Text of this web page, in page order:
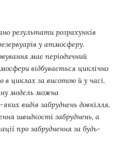
результати розрахунків
у атмосферу.
має періодичний
відбувається циклічно
в циклах за висотою й у часі.
модель можна
видів забруднень довкілля.
швидкості забруднень, а
про забруднення за будь-